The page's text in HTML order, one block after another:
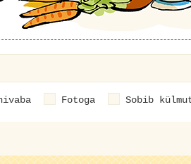
Fotoga Sobib